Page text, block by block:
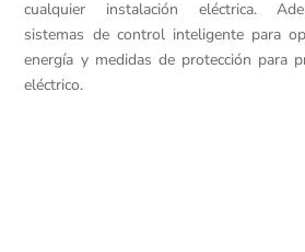
cualquier instalación eléctrica.
sistemas de control inteligente para
energía y medidas de protección para
eléctrico.